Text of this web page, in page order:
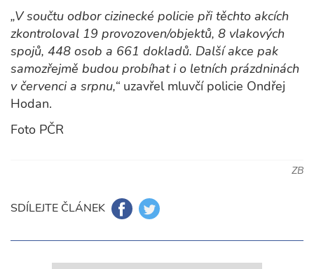
„V součtu odbor cizinecké policie při těchto akcích
zkontroloval 19 provozoven/objektů, 8 vlakových
spojů, 448 osob a 661 dokladů. Další akce pak
samozřejmě budou probíhat i o letních prázdninách
v červenci a srpnu,“ uzavřel mluvčí policie Ondřej
Hodan.
Foto PČR
ZB
SDÍLEJTE ČLÁNEK